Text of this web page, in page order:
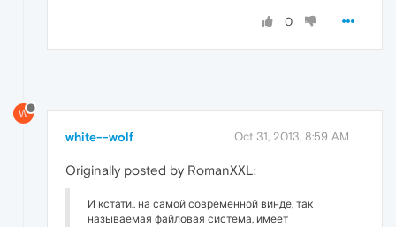
0
W
white--wolf Oct 31, 2013, 8:59 AM
Originally posted by RomanXXL:
И кстати.. на самой современной винде, так
называемая файловая система, имеет